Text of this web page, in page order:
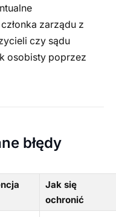
zarządu z
czy sądu
osobisty poprzez
błędy
Jak się
ochronić